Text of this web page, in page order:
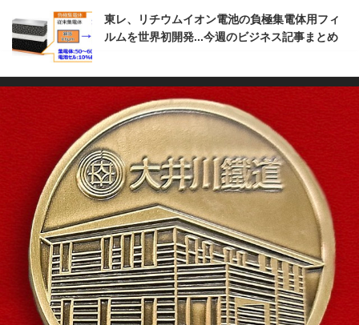
東レ、リチウムイオン電池の負極集電体用フィ
ルムを世界初開発...今週のビジネス記事まとめ